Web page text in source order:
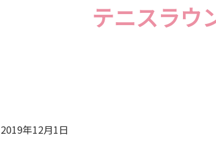
テニスラウ
2019年12月1日